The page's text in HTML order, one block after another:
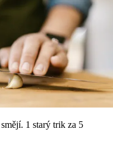
1 starý trik za 5